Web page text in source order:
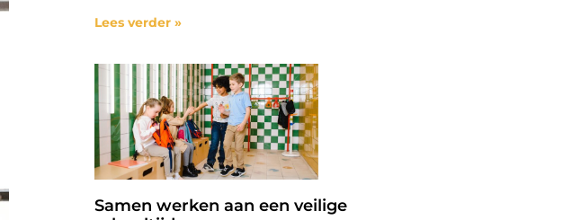
Lees verder »
Samen werken aan een veilige